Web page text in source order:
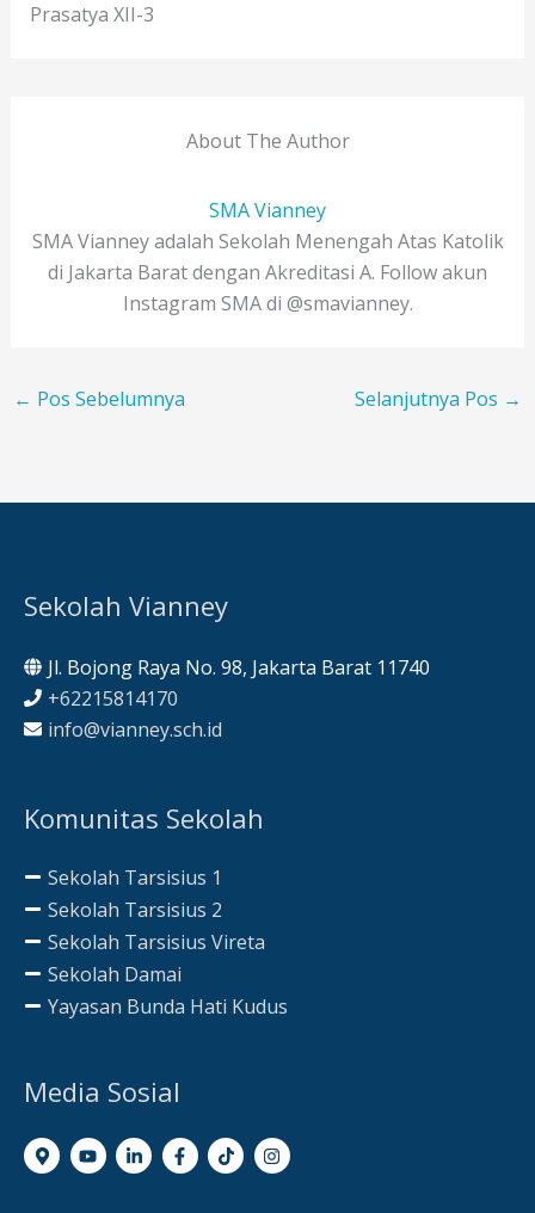
Prasatya XII-3
About The Author
SMA Vianney
SMA Vianney adalah Sekolah Menengah Atas Katolik
di Jakarta Barat dengan Akreditasi A. Follow akun
Instagram SMA di @smavianney.
← Pos Sebelumnya Selanjutnya Pos →
Sekolah Vianney
Jl. Bojong Raya No. 98, Jakarta Barat 11740
+62215814170
info@vianney.sch.id
Komunitas Sekolah
Sekolah Tarsisius 1
Sekolah Tarsisius 2
Sekolah Tarsisius Vireta
Sekolah Damai
Yayasan Bunda Hati Kudus
Media Sosial